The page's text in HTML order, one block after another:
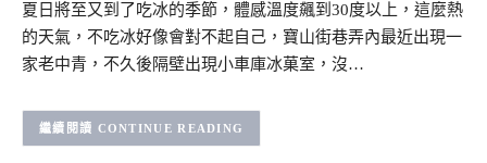
夏日將至又到了吃冰的季節，體感溫度飆到30度以上，這麼熱
的天氣，不吃冰好像會對不起自己，寶山街巷弄內最近出現一
家老中青，不久後隔壁出現小車庫冰菓室，沒…
CONTINUE READING